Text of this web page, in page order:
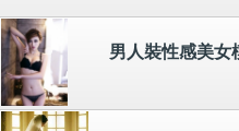
男人裝性感美女